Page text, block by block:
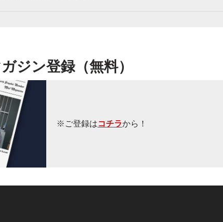
ジン登録（無料）
※ご登録はコチラから！